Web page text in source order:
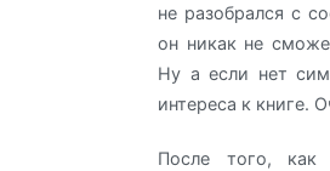
не разобрался с
он никак не
Ну а если нет
интереса к книге.
После того, как